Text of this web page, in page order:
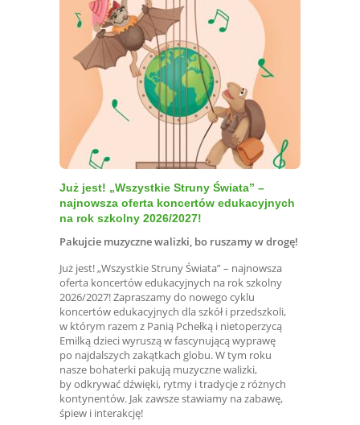
Już jest! „Wszystkie Struny Świata” –
najnowsza oferta koncertów edukacyjnych
na rok szkolny 2026/2027!
Pakujcie muzyczne walizki, bo ruszamy w drogę!
Już jest! „Wszystkie Struny Świata” – najnowsza
oferta koncertów edukacyjnych na rok szkolny
2026/2027! Zapraszamy do nowego cyklu
koncertów edukacyjnych dla szkół i przedszkoli,
w którym razem z Panią Pchełką i nietoperzycą
Emilką dzieci wyruszą w fascynującą wyprawę
po najdalszych zakątkach globu. W tym roku
nasze bohaterki pakują muzyczne walizki,
by odkrywać dźwięki, rytmy i tradycje z różnych
kontynentów. Jak zawsze stawiamy na zabawę,
śpiew i interakcję!